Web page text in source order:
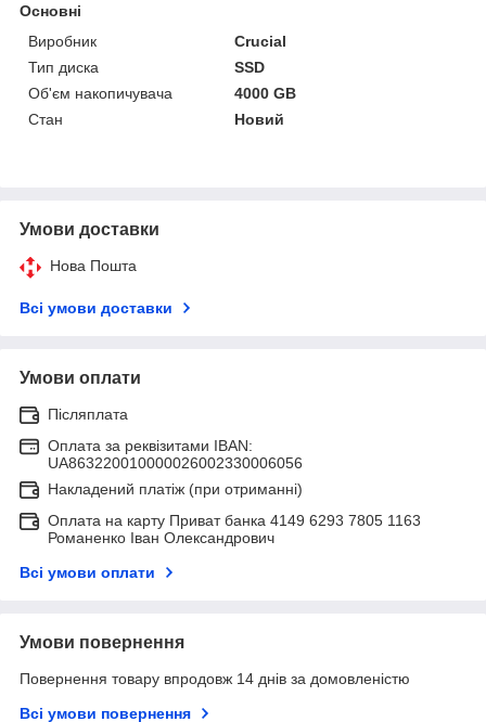
Основні
Виробник
Crucial
Тип диска
SSD
Об'єм накопичувача
4000 GB
Стан
Новий
Умови доставки
Нова Пошта
Всі умови доставки
Умови оплати
Післяплата
Оплата за реквізитами IBAN:
UA863220010000026002330006056
Накладений платіж (при отриманні)
Оплата на карту Приват банка 4149 6293 7805 1163
Романенко Іван Олександрович
Всі умови оплати
Умови повернення
Повернення товару впродовж 14 днів за домовленістю
Всі умови повернення